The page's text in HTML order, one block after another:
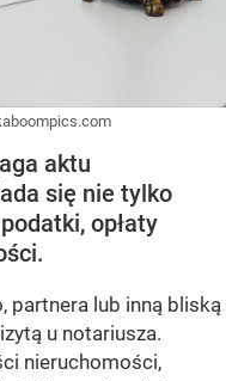
aktu
się nie tylko
opłaty
partnera lub inną bliską
u notariusza.
nieruchomości,